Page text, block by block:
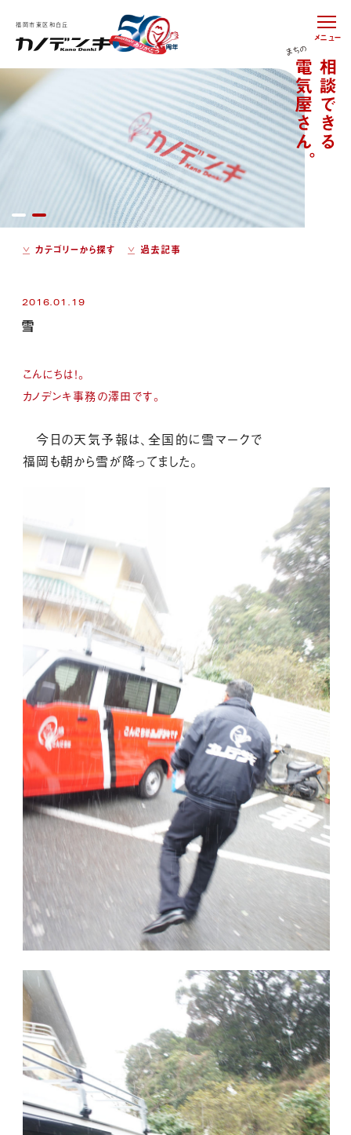
メニュー
福岡市東区和白丘
カテゴリーから探す 過去記事
2016.01.19
雪
こんにちは！。
カノデンキ事務の澤田です。
今日の天気予報は、全国的に雪マークで
福岡も朝から雪が降ってました。